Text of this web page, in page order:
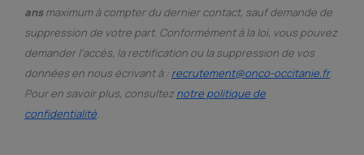
ansmaximum à compter du dernier contact, sauf demande de
suppression de votre part. Conformément à la loi, vous pouvez
demander l’accès, la rectification ou la suppression de vos
données en nous écrivant à : recrutement@onco-occitanie.fr.
Pour en savoir plus, consulteznotre politique de
confidentialité.